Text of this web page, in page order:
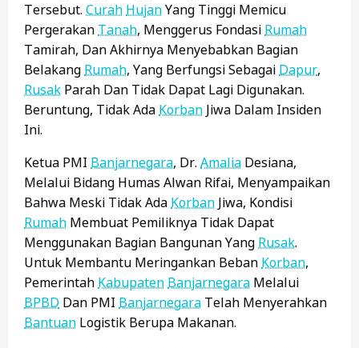
Tersebut. Curah HujanYang Tinggi Memicu
Pergerakan Tanah, Menggerus Fondasi Rumah
Tamirah, Dan Akhirnya Menyebabkan Bagian
Belakang Rumah, Yang Berfungsi Sebagai Dapur,
Rusak Parah Dan Tidak Dapat Lagi Digunakan.
Beruntung, Tidak Ada Korban Jiwa Dalam Insiden
Ini.
Ketua PMI Banjarnegara, Dr. Amalia Desiana,
Melalui Bidang Humas Alwan Rifai, Menyampaikan
Bahwa Meski Tidak Ada Korban Jiwa, Kondisi
Rumah Membuat Pemiliknya Tidak Dapat
Menggunakan Bagian Bangunan Yang Rusak.
Untuk Membantu Meringankan Beban Korban,
Pemerintah Kabupaten Banjarnegara Melalui
BPBD Dan PMI Banjarnegara Telah Menyerahkan
Bantuan Logistik Berupa Makanan.